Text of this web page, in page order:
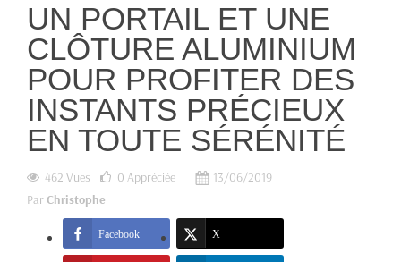
UN PORTAIL ET UNE
CLÔTURE ALUMINIUM
POUR PROFITER DES
INSTANTS PRÉCIEUX
EN TOUTE SÉRÉNITÉ
462 Vues 0 Appréciée
13/06/2019
ParChristophe
Facebook X